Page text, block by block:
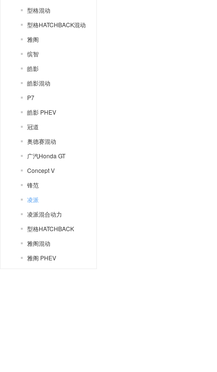
型格混动
型格HATCHBACK混动
雅阁
缤智
皓影
皓影混动
P7
皓影 PHEV
冠道
奥德赛混动
广汽Honda GT
Concept V
锋范
凌派
凌派混合动力
型格HATCHBACK
雅阁混动
雅阁 PHEV